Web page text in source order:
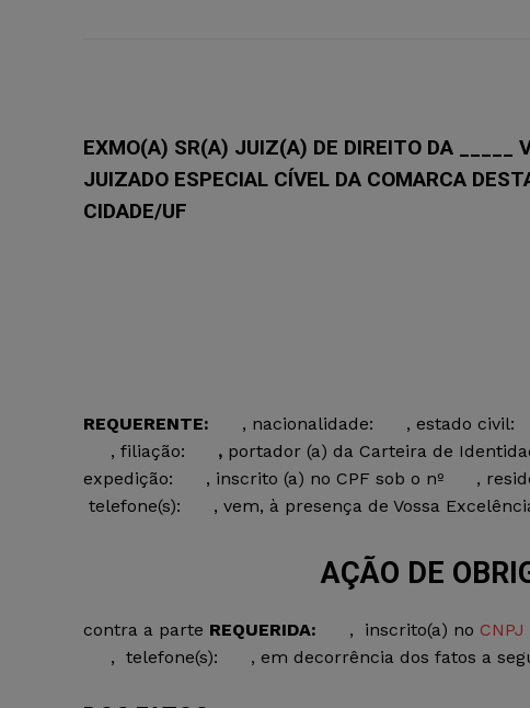
EXMO(A) SR(A) JUIZ(A) DE DIREITO DA _____
JUIZADO ESPECIAL CÍVEL DA COMARCA DEST
CIDADE/UF
REQUERENTE:
, nacionalidade: , estado
, filiação: , portador (a) da Carteira de
expedição: , inscrito (a) no CPF sob o nº ,
telefone(s): , vem, à presença de Vossa
AÇÃO DE
contra a parte REQUERIDA: , inscrito(a) no CNPJ
, telefone(s): , em decorrência dos fatos a